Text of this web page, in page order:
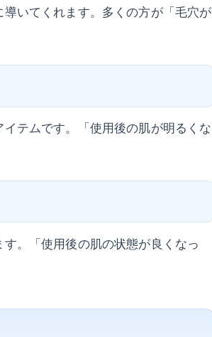
いてくれます。多くの方が「毛穴が
テムです。「使用後の肌が明るくな
。「使用後の肌の状態が良くなっ